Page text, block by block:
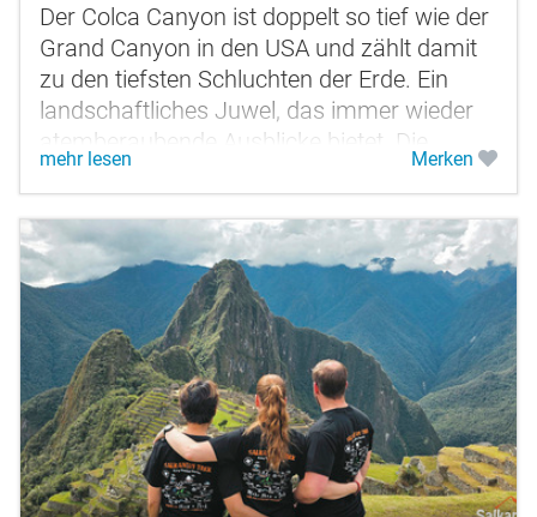
Der Colca Canyon ist doppelt so tief wie der
Grand Canyon in den USA und zählt damit
zu den tiefsten Schluchten der Erde. Ein
landschaftliches Juwel, das immer wieder
atemberaubende Ausblicke bietet. Die
Steilhänge sind von...
mehr lesen Merken